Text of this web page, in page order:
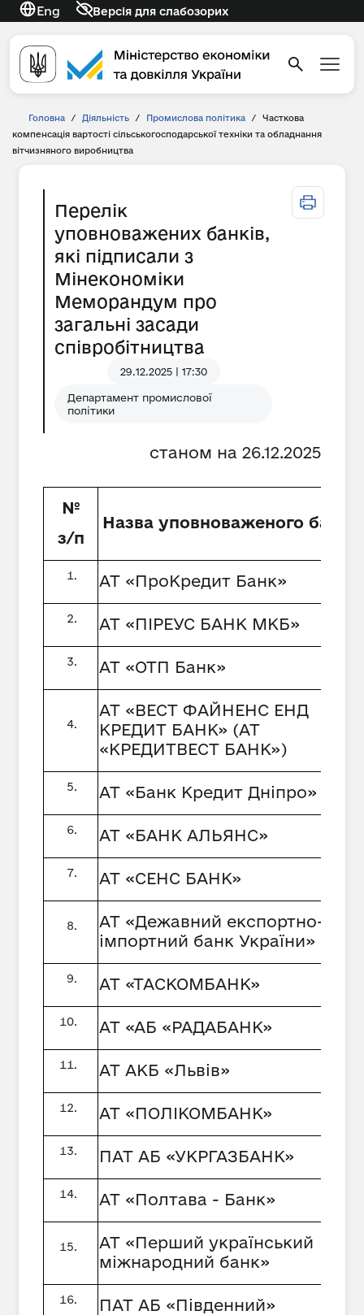
Eng Версія для слабозорих
Головна / Діяльність / Промислова політика /
Часткова
компенсація вартості сільськогосподарської техніки та обладнання
вітчизняного виробництва
Перелік
уповноважених банків,
які підписали з
Мінекономіки
Меморандум про
загальні засади
співробітництва
29.12.2025 | 17:30
Департамент промислової
політики
станом на 26.12.2025
№
з/п
Назва уповноваженого банку
АТ «ПроКредит Банк»
АТ «ПІРЕУС БАНК МКБ»
АТ «ОТП Банк»
АТ «ВЕСТ ФАЙНЕНС ЕНД
КРЕДИТ БАНК» (АТ
«КРЕДИТВЕСТ БАНК»)
АТ «Банк Кредит Дніпро»
АТ «БАНК АЛЬЯНС»
АТ «СЕНС БАНК»
АТ «Дежавний експортно-
імпортний банк України»
АТ «ТАСКОМБАНК»
АТ «АБ «РАДАБАНК»
АТ АКБ «Львів»
АТ «ПОЛІКОМБАНК»
ПАТ АБ «УКРГАЗБАНК»
АТ «Полтава - Банк»
АТ «Перший український
міжнародний банк»
ПАТ АБ «Південний»